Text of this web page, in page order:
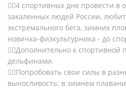
4 спортивных дня провести в
закаленных людей России,
экстремального бега, зимних
новичка-физкультурника - до
Дополнительно к спортивной
дельфинами.
Попробовать свои силы в
выносливость: в зимнем